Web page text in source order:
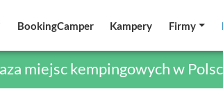
BookingCamper Kampery Firmy
miejsc kempingowych w
BookingCamper Kampery Firmy